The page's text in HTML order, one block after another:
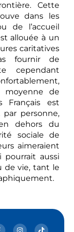
Cette
dans les
de l’accueil
allouée à un
caritatives
fournir de
cependant
moyenne de
Français est
par personne,
dehors du
sociale de
aimeraient
pourrait aussi
de vie, tant le